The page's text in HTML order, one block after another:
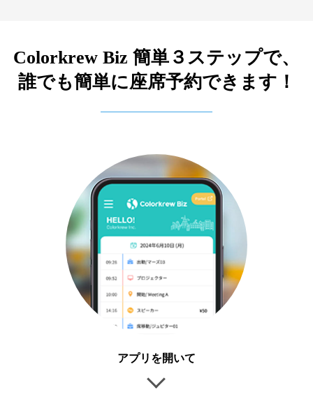
Colorkrew Biz 簡単３ステップで、
誰でも簡単に座席予約できます！
アプリを開いて